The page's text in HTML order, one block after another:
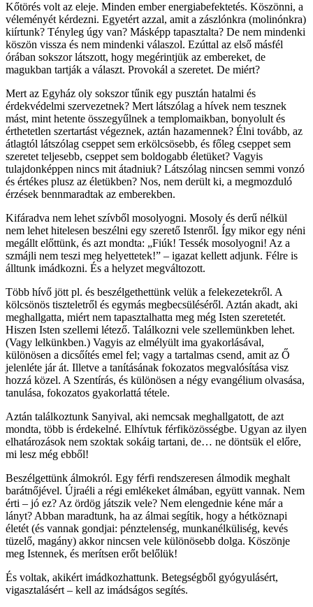
Kőtörés volt az eleje. Minden ember energiabefektetés. Köszönni, a
véleményét kérdezni. Egyetért azzal, amit a zászlónkra (molinónkra)
kiírtunk? Tényleg úgy van? Másképp tapasztalta? De nem mindenki
köszön vissza és nem mindenki válaszol. Ezúttal az első másfél
órában sokszor látszott, hogy megérintjük az embereket, de
magukban tartják a választ. Provokál a szeretet. De miért?
Mert az Egyház oly sokszor tűnik egy pusztán hatalmi és
érdekvédelmi szervezetnek? Mert látszólag a hívek nem tesznek
mást, mint hetente összegyűlnek a templomaikban, bonyolult és
érthetetlen szertartást végeznek, aztán hazamennek? Élni tovább, az
átlagtól látszólag cseppet sem erkölcsösebb, és főleg cseppet sem
szeretet teljesebb, cseppet sem boldogabb életüket? Vagyis
tulajdonképpen nincs mit átadniuk? Látszólag nincsen semmi vonzó
és értékes plusz az életükben? Nos, nem derült ki, a megmozduló
érzések bennmaradtak az emberekben.
Kifáradva nem lehet szívből mosolyogni. Mosoly és derű nélkül
nem lehet hitelesen beszélni egy szerető Istenről. Így mikor egy néni
megállt előttünk, és azt mondta: „Fiúk! Tessék mosolyogni! Az a
szmájli nem teszi meg helyettetek!” – igazat kellett adjunk. Félre is
álltunk imádkozni. És a helyzet megváltozott.
Több hívő jött pl. és beszélgethettünk velük a felekezetekről. A
kölcsönös tiszteletről és egymás megbecsüléséről. Aztán akadt, aki
meghallgatta, miért nem tapasztalhatta meg még Isten szeretetét.
Hiszen Isten szellemi létező. Találkozni vele szellemünkben lehet.
(Vagy lelkünkben.) Vagyis az elmélyült ima gyakorlásával,
különösen a dicsőítés emel fel; vagy a tartalmas csend, amit az Ő
jelenléte jár át. Illetve a tanításának fokozatos megvalósítása visz
hozzá közel. A Szentírás, és különösen a négy evangélium olvasása,
tanulása, fokozatos gyakorlattá tétele.
Aztán találkoztunk Sanyival, aki nemcsak meghallgatott, de azt
mondta, több is érdekelné. Elhívtuk férfiközösségbe. Ugyan az ilyen
elhatározások nem szoktak sokáig tartani, de… ne döntsük el előre,
mi lesz még ebből!
Beszélgettünk álmokról. Egy férfi rendszeresen álmodik meghalt
barátnőjével. Újraéli a régi emlékeket álmában, együtt vannak. Nem
érti – jó ez? Az ördög játszik vele? Nem elengednie kéne már a
lányt? Abban maradtunk, ha az álmai segítik, hogy a hétköznapi
életét (és vannak gondjai: pénztelenség, munkanélküliség, kevés
tüzelő, magány) akkor nincsen vele különösebb dolga. Köszönje
meg Istennek, és merítsen erőt belőlük!
És voltak, akikért imádkozhattunk. Betegségből gyógyulásért,
vigasztalásért – kell az imádságos segítés.